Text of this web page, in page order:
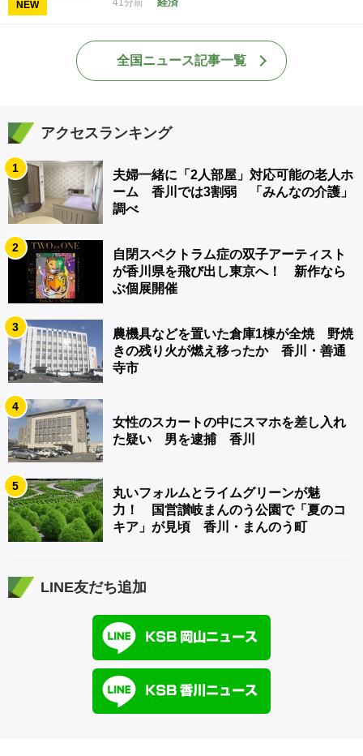
NEW 41分前
全国ニュース記事一覧
アクセスランキング
1
夫婦一緒に「2人部屋」対応可能の老人ホ
ーム 香川では3割弱 「みんなの介護」
調べ
2
自閉スペクトラム症の双子アーティスト
が香川県を飛び出し東京へ！ 新作なら
ぶ個展開催
3
農機具などを置いた倉庫1棟が全焼 野焼
きの残り火が燃え移ったか 香川・善通
寺市
4
女性のスカートの中にスマホを差し入れ
た疑い 男を逮捕 香川
5
丸いフォルムとライムグリーンが魅
力！ 国営讃岐まんのう公園で「夏のコ
キア」が見頃 香川・まんのう町
LINE友だち追加